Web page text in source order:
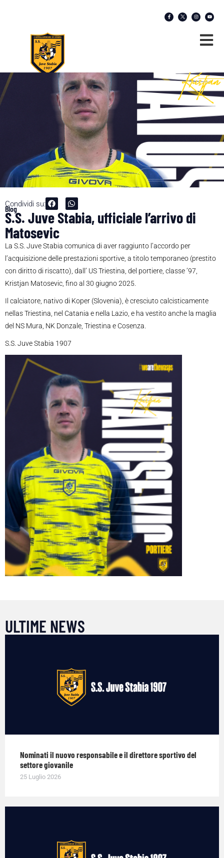
Condividi su:
Blog
S.S. Juve Stabia, ufficiale l’arrivo di
Matosevic
La S.S. Juve Stabia comunica di aver raggiunto l’accordo per
l’acquisizione delle prestazioni sportive, a titolo temporaneo (prestito
con diritto di riscatto), dall’ US Triestina, del portiere, classe ’97,
Kristjan Matosevic, fino al 30 giugno 2025.
Il calciatore, nativo di Koper (Slovenia), è cresciuto calcisticamente
nellas Triestina, nel Catania e nella Lazio, e ha vestito anche la maglia
del NS Mura, NK Donzale, Triestina e Cosenza.
S.S. Juve Stabia 1907
ULTIME NEWS
Nominati il nuovo responsabile e il direttore sportivo del
settore giovanile
25 Luglio 2026